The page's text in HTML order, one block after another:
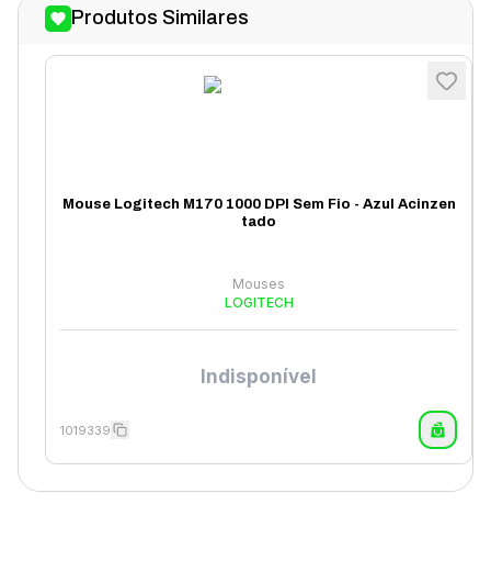
Produtos Similares
Mouse Logitech M170 1000 DPI Sem Fio - Azul Acinzen
tado
Mouses
LOGITECH
Indisponível
1019339